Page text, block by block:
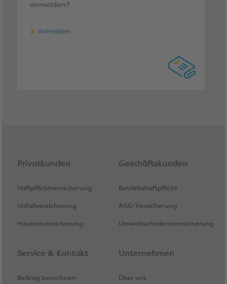
anmelden?
Anmelden
Privatkunden
Haftpflichtversicherung
Unfallversicherung
Hausratversicherung
Geschäftskunden
Betriebshaftpflicht
AGG-Versicherung
Umweltschadensversicherung
Service & Kontakt
Beitrag berechnen
Unternehmen
Über uns